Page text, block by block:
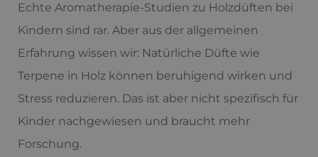
Echte Aromatherapie-Studien zu Holzdüften bei
Kindern sind rar. Aber aus der allgemeinen
Erfahrung wissen wir: Natürliche Düfte wie
Terpene in Holz können beruhigend wirken und
Stress reduzieren. Das ist aber nicht spezifisch für
Kinder nachgewiesen und braucht mehr
Forschung.